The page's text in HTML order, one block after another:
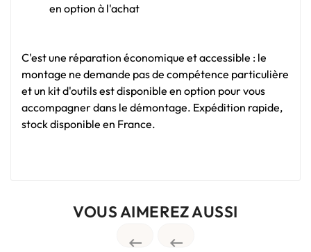
en option à l'achat
C'est une réparation économique et accessible : le
montage ne demande pas de compétence particulière
et un kit d'outils est disponible en option pour vous
accompagner dans le démontage. Expédition rapide,
stock disponible en France.
VOUS AIMEREZ AUSSI
 